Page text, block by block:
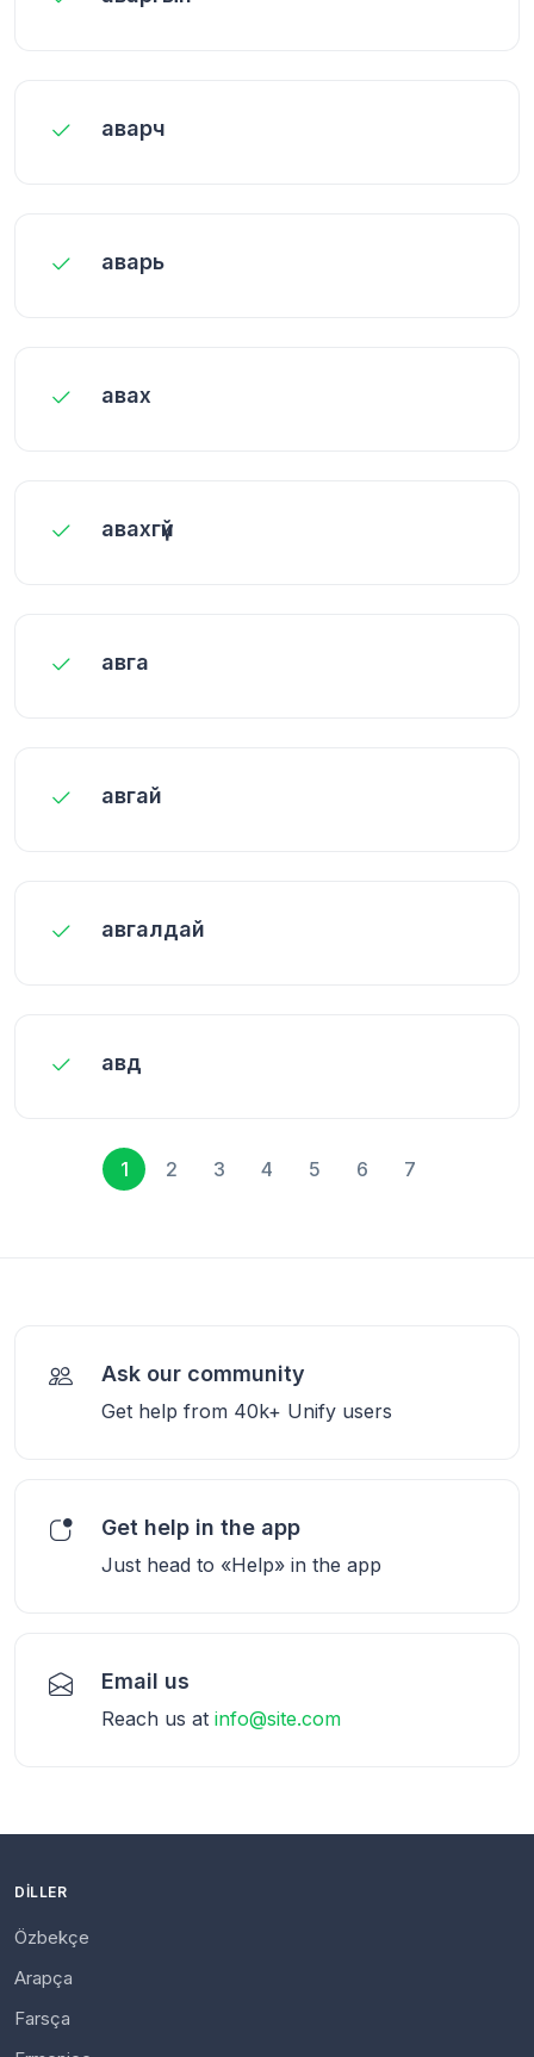
аварч
аварь
авах
авахгүй
авга
авгай
авгалдай
авд
1 2 3 4 5 6 7
Ask our community
Get help from 40k+ Unify users
Get help in the app
Just head to «Help» in the app
Email us
Reach us at info@site.com
DILLER
Özbekçe
Arapça
Farsça